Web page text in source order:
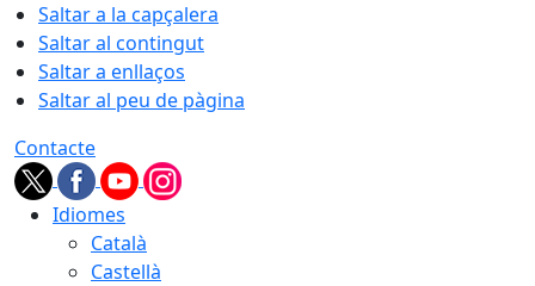
Saltar a la capçalera
Saltar al contingut
Saltar a enllaços
Saltar al peu de pàgina
Contacte
Idiomes
Català
Castellà